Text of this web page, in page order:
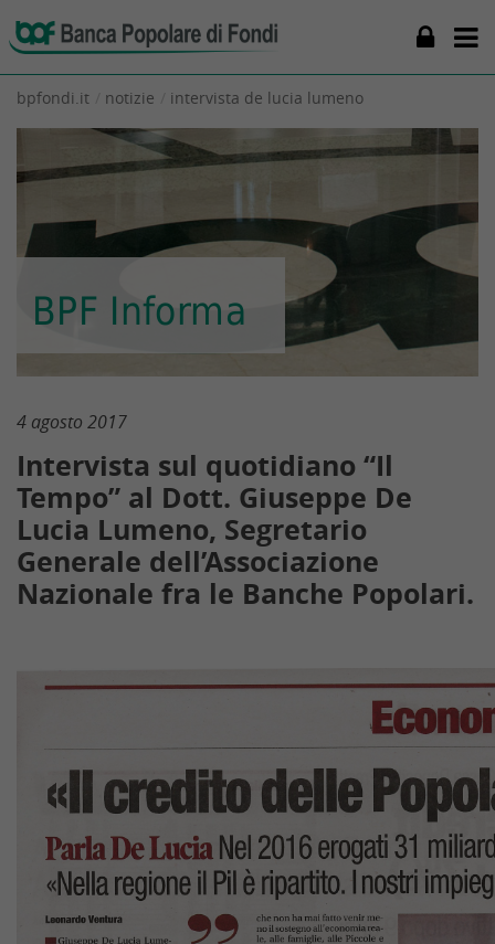
bpfondi.it notizie intervista de lucia lumeno
BPF Informa
4 agosto 2017
Intervista sul quotidiano “Il
Tempo” al Dott. Giuseppe De
Lucia Lumeno, Segretario
Generale dell’Associazione
Nazionale fra le Banche Popolari.